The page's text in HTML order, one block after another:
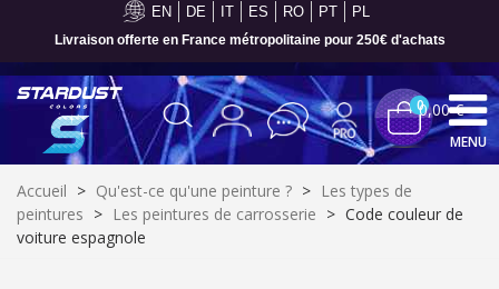
EN DE IT ES RO PT PL
Livraison offerte en France métropolitaine pour 250€ d'achats
00,00 €
MENU
Accueil > Qu'est-ce qu'une peinture ? > Les types de
peintures > Les peintures de carrosserie > Code couleur de
voiture espagnole